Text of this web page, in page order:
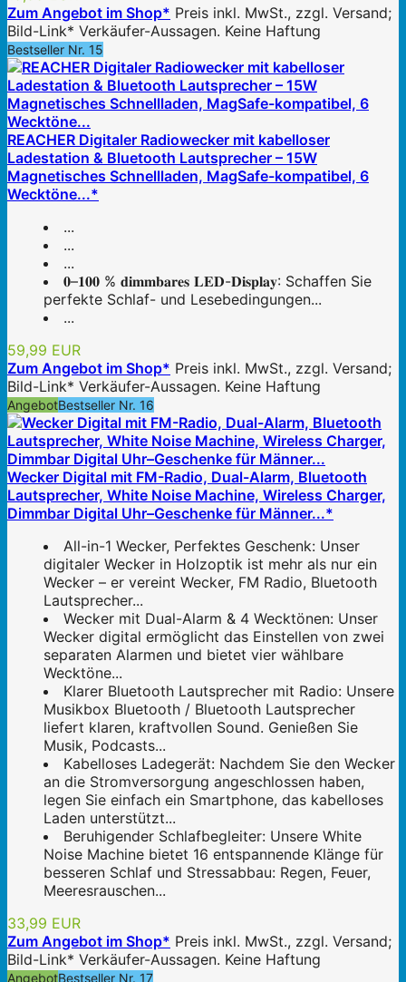
Zum Angebot im Shop* Preis inkl. MwSt., zzgl. Versand;
Bild-Link* Verkäufer-Aussagen. Keine Haftung
Bestseller Nr. 15
REACHER Digitaler Radiowecker mit kabelloser
Ladestation & Bluetooth Lautsprecher – 15W
Magnetisches Schnellladen, MagSafe-kompatibel, 6
Wecktöne...*
...
...
...
𝟎–𝟏𝟎𝟎 % 𝐝𝐢𝐦𝐦𝐛𝐚𝐫𝐞𝐬 𝐋𝐄𝐃-𝐃𝐢𝐬𝐩𝐥𝐚𝐲: Schaffen Sie
perfekte Schlaf- und Lesebedingungen...
...
59,99 EUR
Zum Angebot im Shop* Preis inkl. MwSt., zzgl. Versand;
Bild-Link* Verkäufer-Aussagen. Keine Haftung
AngebotBestseller Nr. 16
Wecker Digital mit FM-Radio, Dual-Alarm, Bluetooth
Lautsprecher, White Noise Machine, Wireless Charger,
Dimmbar Digital Uhr–Geschenke für Männer...*
All-in-1 Wecker, Perfektes Geschenk: Unser
digitaler Wecker in Holzoptik ist mehr als nur ein
Wecker – er vereint Wecker, FM Radio, Bluetooth
Lautsprecher...
Wecker mit Dual-Alarm & 4 Wecktönen: Unser
Wecker digital ermöglicht das Einstellen von zwei
separaten Alarmen und bietet vier wählbare
Wecktöne...
Klarer Bluetooth Lautsprecher mit Radio: Unsere
Musikbox Bluetooth / Bluetooth Lautsprecher
liefert klaren, kraftvollen Sound. Genießen Sie
Musik, Podcasts...
Kabelloses Ladegerät: Nachdem Sie den Wecker
an die Stromversorgung angeschlossen haben,
legen Sie einfach ein Smartphone, das kabelloses
Laden unterstützt...
Beruhigender Schlafbegleiter: Unsere White
Noise Machine bietet 16 entspannende Klänge für
besseren Schlaf und Stressabbau: Regen, Feuer,
Meeresrauschen...
33,99 EUR
Zum Angebot im Shop* Preis inkl. MwSt., zzgl. Versand;
Bild-Link* Verkäufer-Aussagen. Keine Haftung
AngebotBestseller Nr. 17